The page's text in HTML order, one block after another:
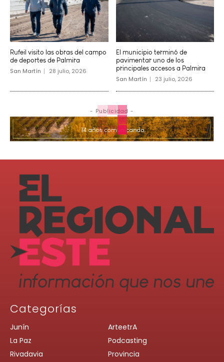
Rufeil visito las obras del campo
de deportes de Palmira
San Martín 28 julio, 2026
El municipio terminó de
pavimentar uno de los
principales accesos a Palmira
San Martín 23 julio, 2026
- Publicidad -
Categorías
Junín
La Paz
Rivadavia
ArteetrA
Podcasting
Provincia